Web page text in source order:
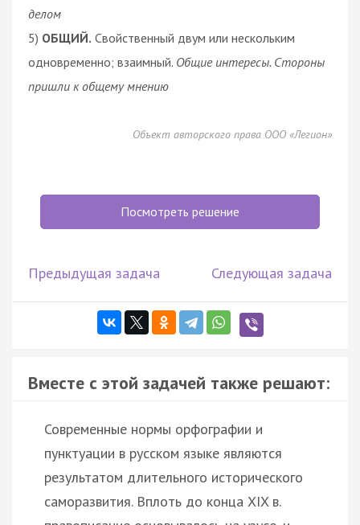
делом
5) ОБЩИЙ. Свойственный двум или нескольким
одновременно; взаимный. Общие интересы. Стороны
пришли к общему мнению
Объект авторского права ООО «Легион»
Посмотреть решение
Предыдущая задача Следующая задача
Вместе с этой задачей также решают:
Современные нормы орфографии и
пунктуации в русском языке являются
результатом длительного исторического
саморазвития. Вплоть до конца XIX в.